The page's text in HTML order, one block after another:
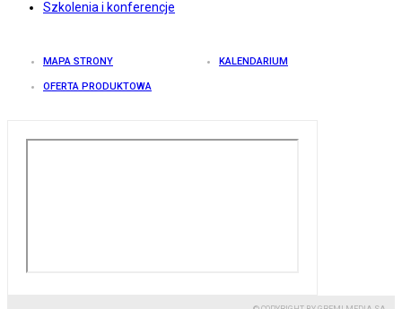
Szkolenia i konferencje
MAPA STRONY KALENDARIUM
OFERTA PRODUKTOWA